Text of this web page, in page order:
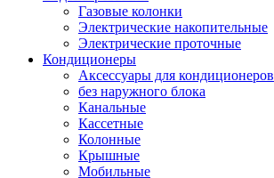
Газовые колонки
Электрические накопительные
Электрические проточные
Кондиционеры
Аксессуары для кондиционеров
без наружного блока
Канальные
Кассетные
Колонные
Крышные
Мобильные